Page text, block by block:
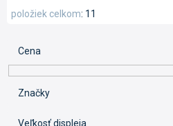
i
p
r
o
d
11
položiek celkom
Cena
Značky
Veľkosť displeja